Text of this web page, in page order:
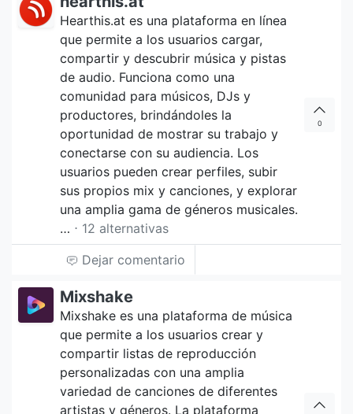
Hearthis.at es una plataforma en línea
que permite a los usuarios cargar,
compartir y descubrir música y pistas
de audio. Funciona como una
comunidad para músicos, DJs y
productores, brindándoles la
oportunidad de mostrar su trabajo y
conectarse con su audiencia. Los
usuarios pueden crear perfiles, subir
sus propios mix y canciones, y explorar
una amplia gama de géneros musicales.
… ⋅ 12 alternativas
0
Dejar comentario
Mixshake
Mixshake es una plataforma de música
que permite a los usuarios crear y
compartir listas de reproducción
personalizadas con una amplia
variedad de canciones de diferentes
artistas y géneros. La plataforma